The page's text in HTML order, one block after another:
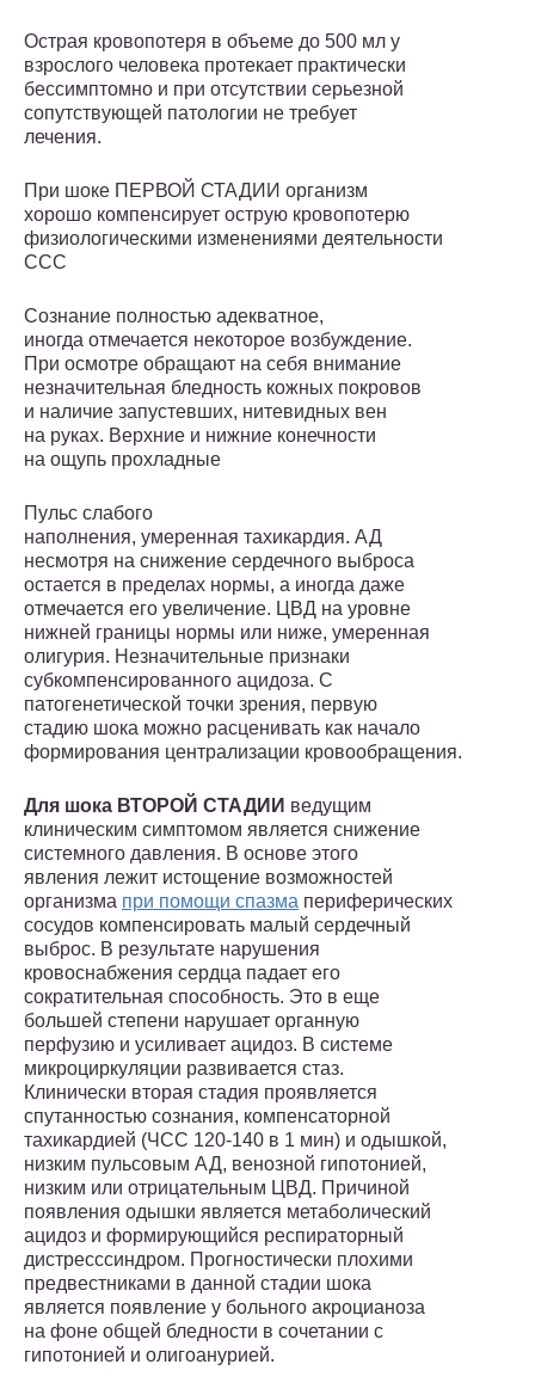
Острая кровопотеря в объеме до 500 мл у
взрослого человека протекает практически
бессимптомно и при отсутствии серьезной
сопутствующей патологии не требует
лечения.
При шоке ПЕРВОЙ СТАДИИ организм
хорошо компенсирует острую кровопотерю
физиологическими изменениями деятельности
ССС
Сознание полностью адекватное,
иногда отмечается некоторое возбуждение.
При осмотре обращают на себя внимание
незначительная бледность кожных покровов
и наличие запустевших, нитевидных вен
на руках. Верхние и нижние конечности
на ощупь прохладные
Пульс слабого
наполнения, умеренная тахикардия. АД
несмотря на снижение сердечного выброса
остается в пределах нормы, а иногда даже
отмечается его увеличение. ЦВД на уровне
нижней границы нормы или ниже, умеренная
олигурия. Незначительные признаки
субкомпенсированного ацидоза. С
патогенетической точки зрения, первую
стадию шока можно расценивать как начало
формирования централизации кровообращения.
Для шока ВТОРОЙ СТАДИИ ведущим
клиническим симптомом является снижение
системного давления. В основе этого
явления лежит истощение возможностей
организма при помощи спазма периферических
сосудов компенсировать малый сердечный
выброс. В результате нарушения
кровоснабжения сердца падает его
сократительная способность. Это в еще
большей степени нарушает органную
перфузию и усиливает ацидоз. В системе
микроциркуляции развивается стаз.
Клинически вторая стадия проявляется
спутанностью сознания, компенсаторной
тахикардией (ЧСС 120-140 в 1 мин) и одышкой,
низким пульсовым АД, венозной гипотонией,
низким или отрицательным ЦВД. Причиной
появления одышки является метаболический
ацидоз и формирующийся респираторный
дистресссиндром. Прогностически плохими
предвестниками в данной стадии шока
является появление у больного акроцианоза
на фоне общей бледности в сочетании с
гипотонией и олигоанурией.